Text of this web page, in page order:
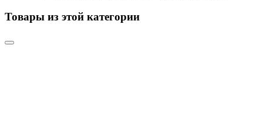
Товары из этой категории